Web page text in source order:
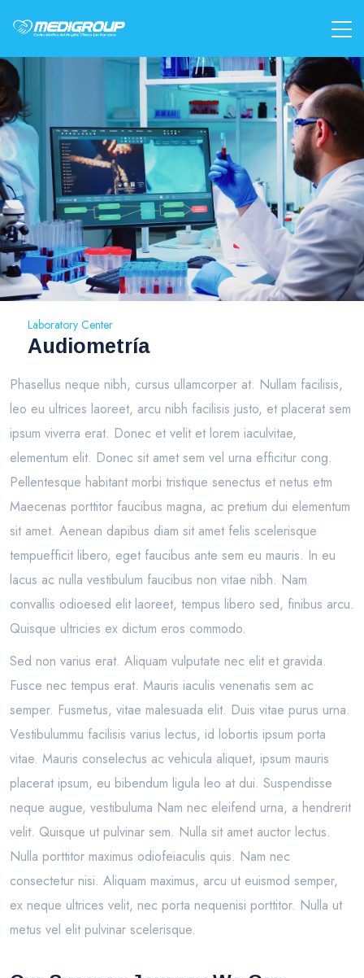
Laboratory Center
Audiometría
Phasellus neque nibh, cursus ullamcorper at. Nullam facilisis,
leo eu ultrices laoreet, arcu nibh facilisis justo, et placerat sem
ipsum viverra erat. Donec et velit et lorem iaculvitae,
elementum elit. Donec sit amet sem vel urna efficitur cong.
Pellentesque habitant morbi tristique senectus et netus etm
Maecenas porttitor faucibus magna, ac pretium dui elementum
sit amet. Aenean dapibus diam sit amet felis scelerisque
tempuefficit libero, eget faucibus ante sem eu mauris. In eu
lacus ac nulla vestibulum faucibus non vitae nibh. Nam
convallis odioesed elit laoreet, tempus libero sed, finibus arcu.
Quisque ultricies ex dictum eros commodo.
Sed non varius erat. Aliquam vulputate nec elit et gravida.
Fusce nec tempus erat. Mauris iaculis venenatis sem ac
semper. Fusmetus, vitae malesuada elit. Duis vitae purus urna.
Vestibulummu facilisis varius lectus, id lobortis ipsum porta
vitae. Mauris conselectus ac vehicula aliquet, ipsum mauris
placerat ipsum, eu bibendum ligula leo at dui. Suspendisse
neque augue, vestibuluma Nam nec eleifend urna, a hendrerit
velit. Quisque ut pulvinar sem. Nulla sit amet auctor lectus.
Nulla porttitor maximus odiofeiaculis quis. Nam nec
consectetur nisi. Aliquam maximus, arcu ut euismod semper,
ex neque ultrices velit, nec porta nequenisi porttitor. Nulla ut
metus vel elit pulvinar scelerisque.